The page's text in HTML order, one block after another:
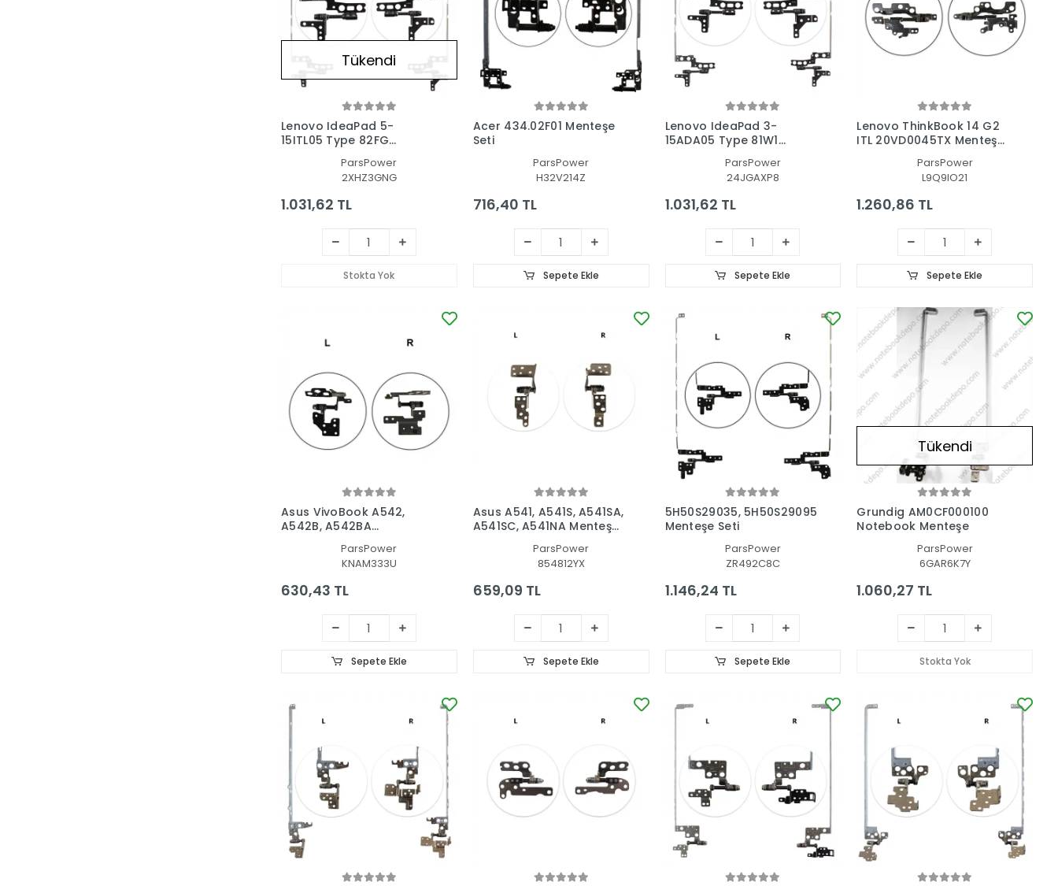
Tükendi
Lenovo IdeaPad 5-
15ITL05 Type 82FG
ParsPower
2XHZ3GNG
1.031,62 TL
Stokta Yok
Acer 434.02F01 Menteşe
Seti
ParsPower
H32V214Z
716,40 TL
Sepete Ekle
Lenovo IdeaPad 3-
15ADA05 Type 81W1
ParsPower
24JGAXP8
1.031,62 TL
Sepete Ekle
Lenovo ThinkBook 14 G2
ITL 20VD0045TX Menteşe
ParsPower
L9Q9IO21
1.260,86 TL
Sepete Ekle
Asus VivoBook A542,
A542B, A542BA
ParsPower
KNAM333U
630,43 TL
Sepete Ekle
Asus A541, A541S, A541SA,
A541SC, A541NA Menteşe
ParsPower
854812YX
659,09 TL
Sepete Ekle
5H50S29035, 5H50S29095
Menteşe Seti
ParsPower
ZR492C8C
1.146,24 TL
Sepete Ekle
Tükendi
Grundig AM0CF000100
Notebook Menteşe
ParsPower
6GAR6K7Y
1.060,27 TL
Stokta Yok